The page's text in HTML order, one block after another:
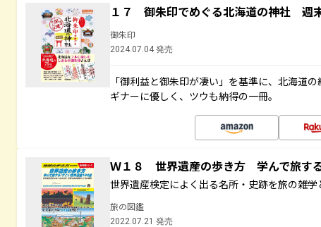
１７ 御朱印でめぐる北海道の神社 週
御朱印
2024.07.04 発売
「御利益と御朱印が凄い」を基準に、北海道
ギナーに優しく、ツウも納得の一冊。
Ｗ１８ 世界遺産の歩き方 学んで旅す
世界遺産検定によく出る名所・史跡を旅の雑
旅の図鑑
2022.07.21 発売